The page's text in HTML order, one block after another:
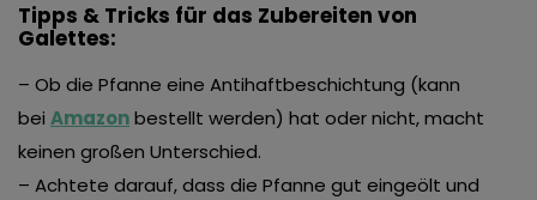
Tipps & Tricks für das Zubereiten von
Galettes:
– Ob die Pfanne eine Antihaftbeschichtung (kann
bei Amazonbestellt werden) hat oder nicht, macht
keinen großen Unterschied.
– Achtete darauf, dass die Pfanne gut eingeölt und